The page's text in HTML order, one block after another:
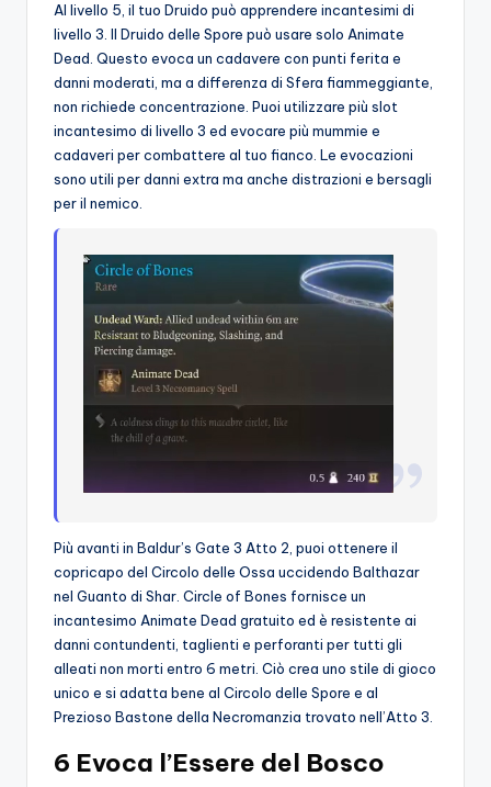
Al livello 5, il tuo Druido può apprendere incantesimi di
livello 3. Il Druido delle Spore può usare solo Animate
Dead. Questo evoca un cadavere con punti ferita e
danni moderati, ma a differenza di Sfera fiammeggiante,
non richiede concentrazione. Puoi utilizzare più slot
incantesimo di livello 3 ed evocare più mummie e
cadaveri per combattere al tuo fianco. Le evocazioni
sono utili per danni extra ma anche distrazioni e bersagli
per il nemico.
Più avanti in Baldur’s Gate 3 Atto 2, puoi ottenere il
copricapo del Circolo delle Ossa uccidendo Balthazar
nel Guanto di Shar. Circle of Bones fornisce un
incantesimo Animate Dead gratuito ed è resistente ai
danni contundenti, taglienti e perforanti per tutti gli
alleati non morti entro 6 metri. Ciò crea uno stile di gioco
unico e si adatta bene al Circolo delle Spore e al
Prezioso Bastone della Necromanzia trovato nell’Atto 3.
6 Evoca l’Essere del Bosco